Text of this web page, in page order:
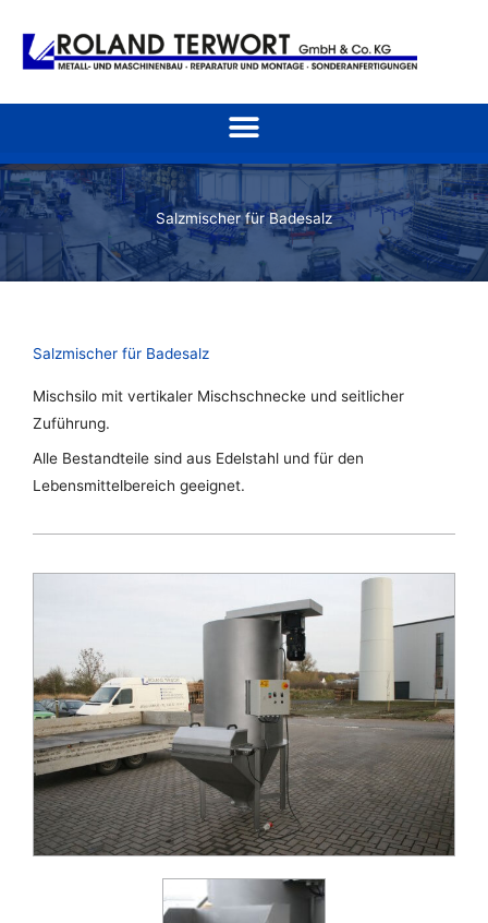
Inhalt
springen
Salzmischer für Badesalz
Salzmischer für Badesalz
Mischsilo mit vertikaler Mischschnecke und seitlicher
Zuführung.
Alle Bestandteile sind aus Edelstahl und für den
Lebensmittelbereich geeignet.